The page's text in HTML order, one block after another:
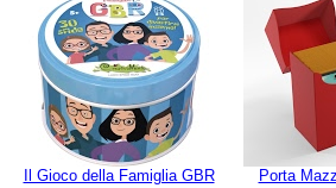
Il Gioco della Famiglia GBR
Porta